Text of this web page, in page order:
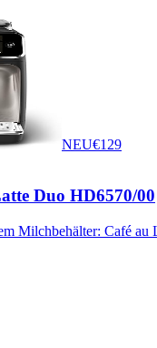
NEU€129
Duo HD6570/00
Milchbehälter: Café au